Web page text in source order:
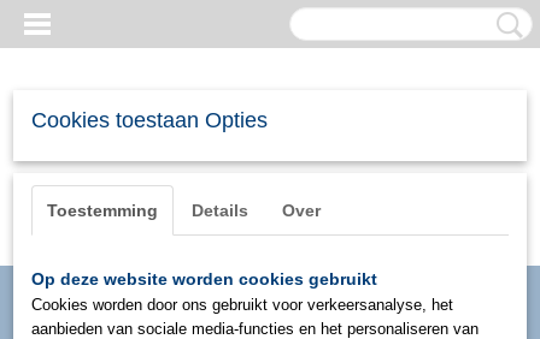
Cookies toestaan Opties
Toestemming Details Over
Op deze website worden cookies gebruikt
Cookies worden door ons gebruikt voor verkeersanalyse, het
aanbieden van sociale media-functies en het personaliseren van